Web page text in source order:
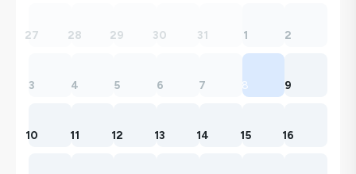
27 28 29 30 31 1 2
3 4 5 6 7 8 9
10 11 12 13 14 15 16